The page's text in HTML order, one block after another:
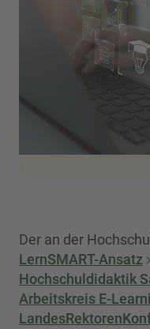
Der an der
LernSMART-Ansatz
Hochschuldidaktik
Arbeitskreis E-